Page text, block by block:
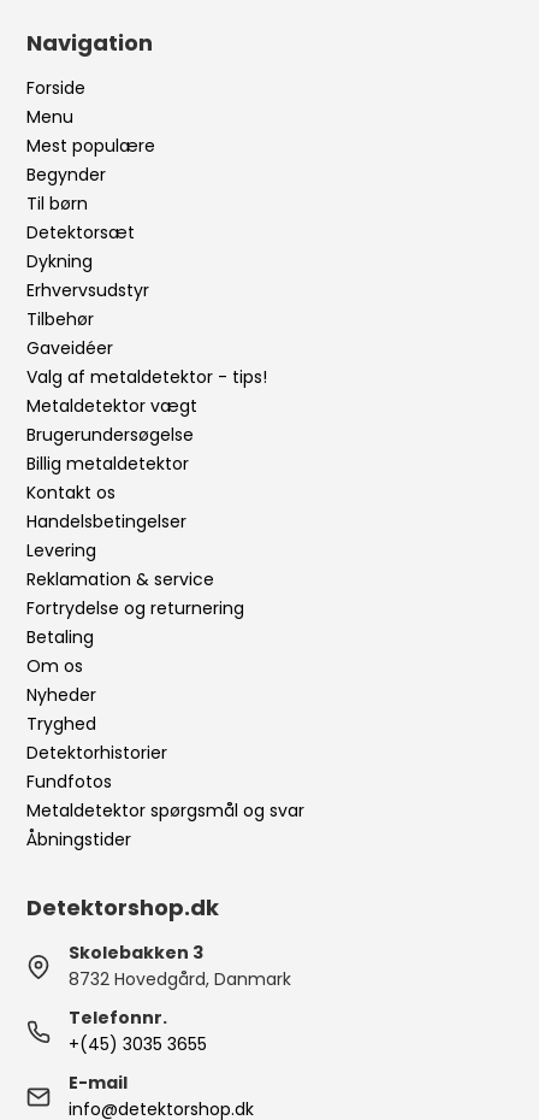
Navigation
Forside
Menu
Mest populære
Begynder
Til børn
Detektorsæt
Dykning
Erhvervsudstyr
Tilbehør
Gaveidéer
Valg af metaldetektor - tips!
Metaldetektor vægt
Brugerundersøgelse
Billig metaldetektor
Kontakt os
Handelsbetingelser
Levering
Reklamation & service
Fortrydelse og returnering
Betaling
Om os
Nyheder
Tryghed
Detektorhistorier
Fundfotos
Metaldetektor spørgsmål og svar
Åbningstider
Detektorshop.dk
Skolebakken 3
8732 Hovedgård, Danmark
Telefonnr.
+(45) 3035 3655
E-mail
info@detektorshop.dk